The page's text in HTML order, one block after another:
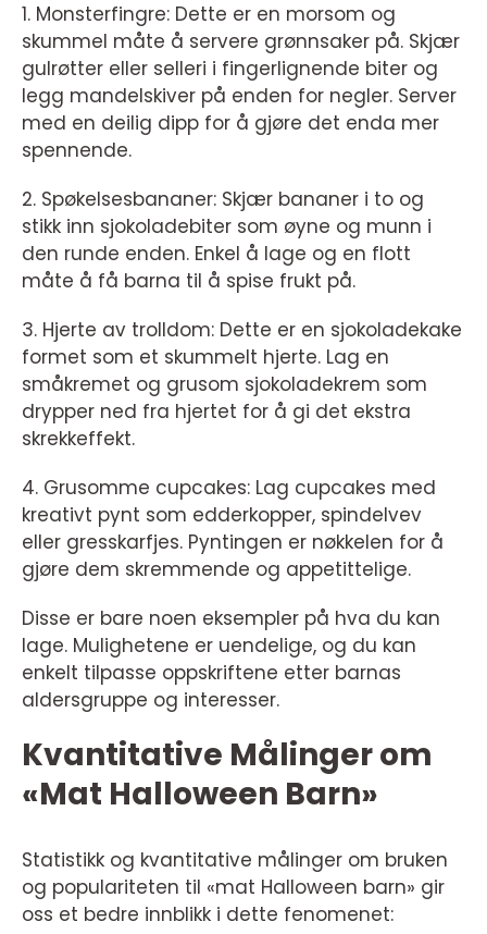
1. Monsterfingre: Dette er en morsom og
skummel måte å servere grønnsaker på. Skjær
gulrøtter eller selleri i fingerlignende biter og
legg mandelskiver på enden for negler. Server
med en deilig dipp for å gjøre det enda mer
spennende.
2. Spøkelsesbananer: Skjær bananer i to og
stikk inn sjokoladebiter som øyne og munn i
den runde enden. Enkel å lage og en flott
måte å få barna til å spise frukt på.
3. Hjerte av trolldom: Dette er en sjokoladekake
formet som et skummelt hjerte. Lag en
småkremet og grusom sjokoladekrem som
drypper ned fra hjertet for å gi det ekstra
skrekkeffekt.
4. Grusomme cupcakes: Lag cupcakes med
kreativt pynt som edderkopper, spindelvev
eller gresskarfjes. Pyntingen er nøkkelen for å
gjøre dem skremmende og appetittelige.
Disse er bare noen eksempler på hva du kan
lage. Mulighetene er uendelige, og du kan
enkelt tilpasse oppskriftene etter barnas
aldersgruppe og interesser.
Kvantitative Målinger om
«Mat Halloween Barn»
Statistikk og kvantitative målinger om bruken
og populariteten til «mat Halloween barn» gir
oss et bedre innblikk i dette fenomenet: